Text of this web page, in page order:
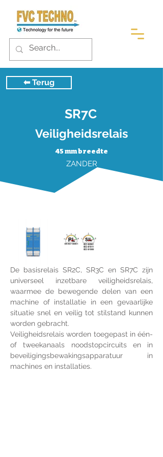
⬅︎ Terug
SR7C
Veiligheidsrelais
45 mm breedte
ZANDER
De basisrelais SR2C, SR3C en SR7C zijn
universeel inzetbare veiligheidsrelais,
waarmee de bewegende delen van een
machine of installatie in een gevaarlijke
situatie snel en veilig tot stilstand kunnen
worden gebracht.
Veiligheidsrelais worden toegepast in één-
of tweekanaals noodstopcircuits en in
beveiligingsbewakingsapparatuur in
machines en installaties.